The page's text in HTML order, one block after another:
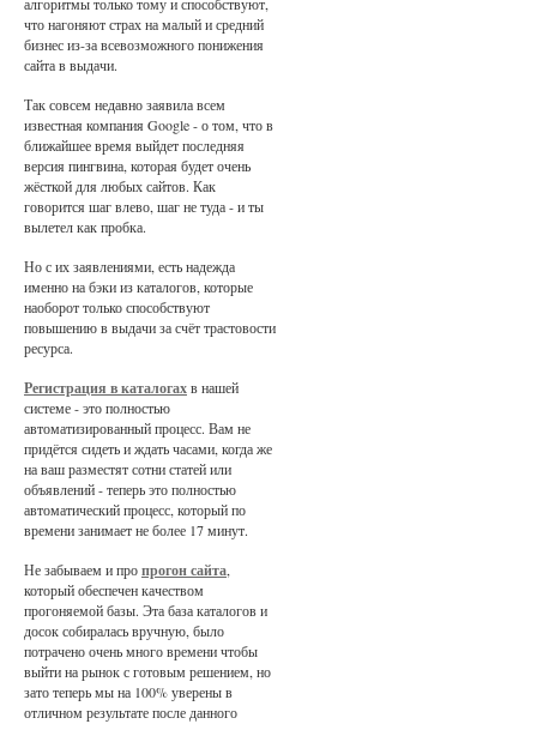
алгоритмы только тому и способствуют,
что нагоняют страх на малый и средний
бизнес из-за всевозможного понижения
сайта в выдачи.
Так совсем недавно заявила всем
известная компания Google - о том, что в
ближайшее время выйдет последняя
версия пингвина, которая будет очень
жёсткой для любых сайтов. Как
говорится шаг влево, шаг не туда - и ты
вылетел как пробка.
Но с их заявлениями, есть надежда
именно на бэки из каталогов, которые
наоборот только способствуют
повышению в выдачи за счёт трастовости
ресурса.
Регистрация в каталогахв нашей
системе - это полностью
автоматизированный процесс. Вам не
придётся сидеть и ждать часами, когда же
на ваш разместят сотни статей или
объявлений - теперь это полностью
автоматический процесс, который по
времени занимает не более 17 минут.
Не забываем и пропрогон сайта,
который обеспечен качеством
прогоняемой базы. Эта база каталогов и
досок собиралась вручную, было
потрачено очень много времени чтобы
выйти на рынок с готовым решением, но
зато теперь мы на 100% уверены в
отличном результате после данного